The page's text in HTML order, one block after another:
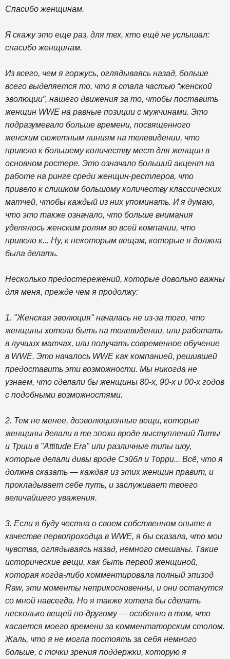
Спасибо женщинам.
Я скажу это еще раз, для тех, кто ещё не услышал:
спасибо женщинам.
Из всего, чем я горжусь, оглядываясь назад, больше
всего выделяется то, что я стала частью “женской
эволюции”, нашего движения за то, чтобы поставить
женщин WWE на равные позиции с мужчинами. Это
подразумевало больше времени, посвященного
женским сюжетным линиям на телевидении, что
привело к большему количеству мест для женщин в
основном ростере. Это означало больший акцент на
работе на ринге среди женщин-рестлеров, что
привело к слишком большому количеству классических
матчей, чтобы каждый из них упоминать. И я думаю,
что это также означало, что больше внимания
уделялось женским ролям во всей компании, что
привело к... Ну, к некоторым вещам, которые я должна
была делать.
Несколько предостережений, которые довольно важны
для меня, прежде чем я продолжу:
1. "Женская эволюция" началась не из-за того, что
женщины хотели быть на телевидении, или работать
в лучших матчах, или получать современное обучение
в WWE. Это началось WWE как компанией, решившей
предоставить эти возможности. Мы никогда не
узнаем, что сделали бы женщины 80-х, 90-х и 00-х годов
с подобными возможностями.
2. Тем не менее, доэволюционные вещи, которые
женщины делали в те эпохи вроде выступлений Литы
и Триш в "Attitude Era" или различные типы шоу,
которые делали дивы вроде Сэйбл и Торри... Всё, что я
должна сказать — каждая из этих женщин правит, и
прокладывает себе путь, и заслуживает твоего
величайшего уважения.
3. Если я буду честна о своем собственном опыте в
качестве первопроходца в WWE, я бы сказала, что мои
чувства, оглядываясь назад, немного смешаны. Такие
исторические вещи, как быть первой женщиной,
которая когда-либо комментировала полный эпизод
Raw, эти моменты неприкосновенны, и они останутся
со мной навсегда. Но я также хотела бы сделать
несколько вещей по-другому — особенно в том, что
касается моего времени за комментаторским столом.
Жаль, что я не могла постоять за себя немного
больше, с точки зрения поддержки, которую я